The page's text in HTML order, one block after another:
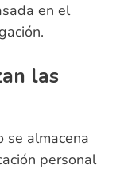
en el
las
se almacena
personal